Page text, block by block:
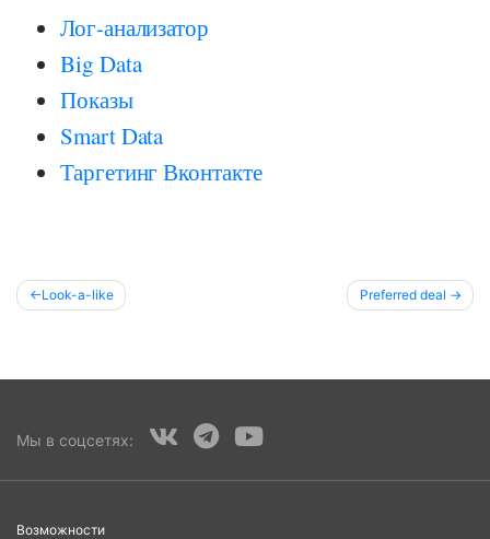
Лог-анализатор
Big Data
Показы
Smart Data
Таргетинг Вконтакте
PostLook-a-like Preferred deal
Мы в соцсетях:
Возможности